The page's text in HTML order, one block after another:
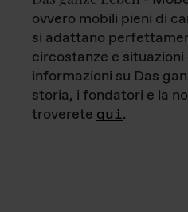
ovvero mobili pieni di
si adattano
circostanze e situazioni
informazioni su Das
storia, i fondatori e la
troverete qui.